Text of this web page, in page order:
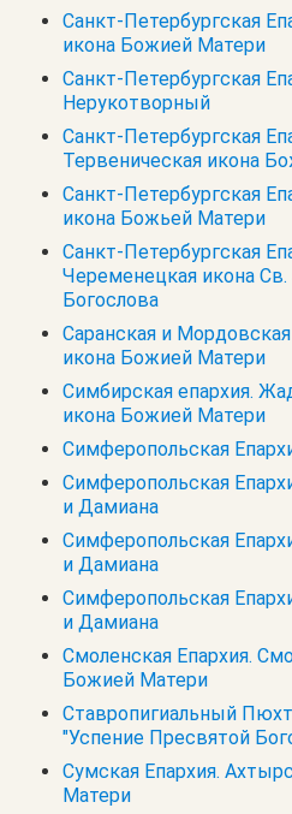
Санкт-Петербургская
икона Божией Матери
Санкт-Петербургская
Нерукотворный
Санкт-Петербургская
Тервеническая икона
Санкт-Петербургская
икона Божьей Матери
Санкт-Петербургская
Череменецкая икона Св.
Богослова
Саранская и
икона Божией Матери
Симбирская епархия.
икона Божией Матери
Симферопольская
Симферопольская
и Дамиана
Симферопольская
и Дамиана
Симферопольская
и Дамиана
Смоленская Епархия.
Божией Матери
Ставропигиальный
"Успение Пресвятой
Сумская Епархия.
Матери